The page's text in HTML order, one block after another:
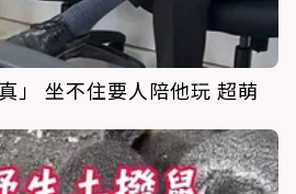
」 坐不住要人陪他玩 超萌